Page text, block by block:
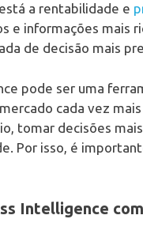
a rentabilidade e
e informações mais
de decisão mais
pode ser uma
cada vez
tomar decisões
Por isso, é
Intelligence